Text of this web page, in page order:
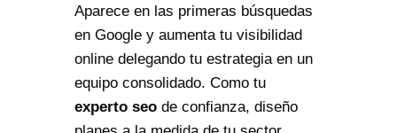
Aparece en las primeras búsquedas
en Google y aumenta tu visibilidad
online delegando tu estrategia en un
equipo consolidado. Como tu
experto seo de confianza, diseño